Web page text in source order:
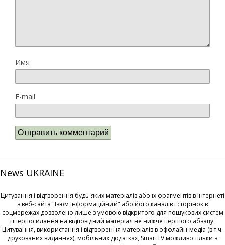
Имя
E-mail
News UKRAINE
Цитування і відтворення будь-яких матеріалів або їх фрагментів в Інтернеті
з веб-сайта "Ізюм Інформаційний" або його каналів і сторінок в
соцмережах дозволено лише з умовою відкритого для пошукових систем
гіперпосилання на відповідний матеріал не нижче першого абзацу.
Цитування, використання і відтворення матеріалів в оффлайн-медіа (в т.ч.
друкованих виданнях), мобільних додатках, SmartTV можливо тільки з